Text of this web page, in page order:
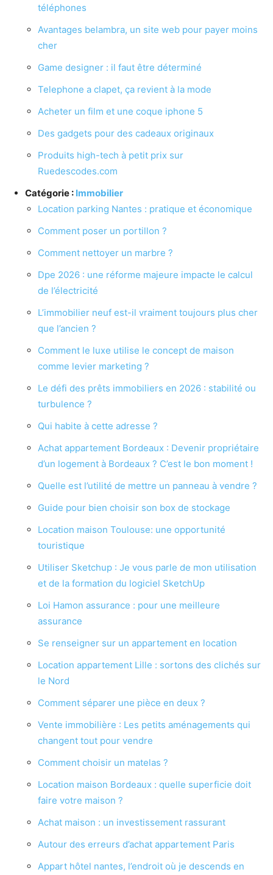
téléphones
Avantages belambra, un site web pour payer moins
cher
Game designer : il faut être déterminé
Telephone a clapet, ça revient à la mode
Acheter un film et une coque iphone 5
Des gadgets pour des cadeaux originaux
Produits high-tech à petit prix sur
Ruedescodes.com
Catégorie : Immobilier
Location parking Nantes : pratique et économique
Comment poser un portillon ?
Comment nettoyer un marbre ?
Dpe 2026 : une réforme majeure impacte le calcul
de l’électricité
L’immobilier neuf est-il vraiment toujours plus cher
que l’ancien ?
Comment le luxe utilise le concept de maison
comme levier marketing ?
Le défi des prêts immobiliers en 2026 : stabilité ou
turbulence ?
Qui habite à cette adresse ?
Achat appartement Bordeaux : Devenir propriétaire
d’un logement à Bordeaux ? C’est le bon moment !
Quelle est l’utilité de mettre un panneau à vendre ?
Guide pour bien choisir son box de stockage
Location maison Toulouse: une opportunité
touristique
Utiliser Sketchup : Je vous parle de mon utilisation
et de la formation du logiciel SketchUp
Loi Hamon assurance : pour une meilleure
assurance
Se renseigner sur un appartement en location
Location appartement Lille : sortons des clichés sur
le Nord
Comment séparer une pièce en deux ?
Vente immobilière : Les petits aménagements qui
changent tout pour vendre
Comment choisir un matelas ?
Location maison Bordeaux : quelle superficie doit
faire votre maison ?
Achat maison : un investissement rassurant
Autour des erreurs d’achat appartement Paris
Appart hôtel nantes, l’endroit où je descends en